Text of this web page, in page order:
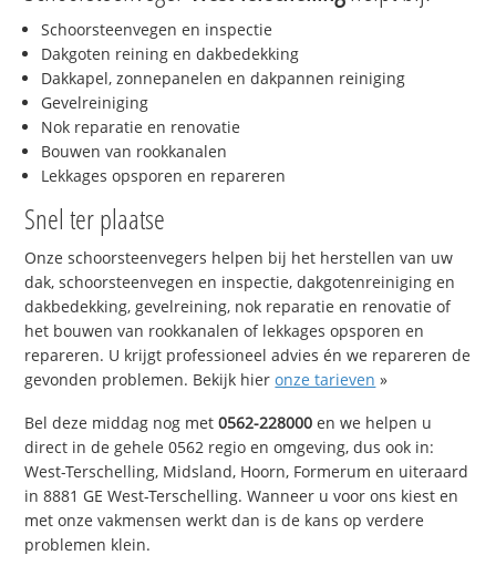
Schoorsteenvegen en inspectie
Dakgoten reining en dakbedekking
Dakkapel, zonnepanelen en dakpannen reiniging
Gevelreiniging
Nok reparatie en renovatie
Bouwen van rookkanalen
Lekkages opsporen en repareren
Snel ter plaatse
Onze schoorsteenvegers helpen bij het herstellen van uw
dak, schoorsteenvegen en inspectie, dakgotenreiniging en
dakbedekking, gevelreining, nok reparatie en renovatie of
het bouwen van rookkanalen of lekkages opsporen en
repareren. U krijgt professioneel advies én we repareren de
gevonden problemen. Bekijk hieronze tarieven »
Bel deze middag nog met0562-228000 en we helpen u
direct in de gehele 0562 regio en omgeving, dus ook in:
West-Terschelling, Midsland, Hoorn, Formerum en uiteraard
in 8881 GE West-Terschelling. Wanneer u voor ons kiest en
met onze vakmensen werkt dan is de kans op verdere
problemen klein.